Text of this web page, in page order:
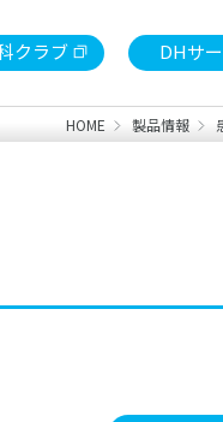
クラブ DHサ
HOME 製品情報